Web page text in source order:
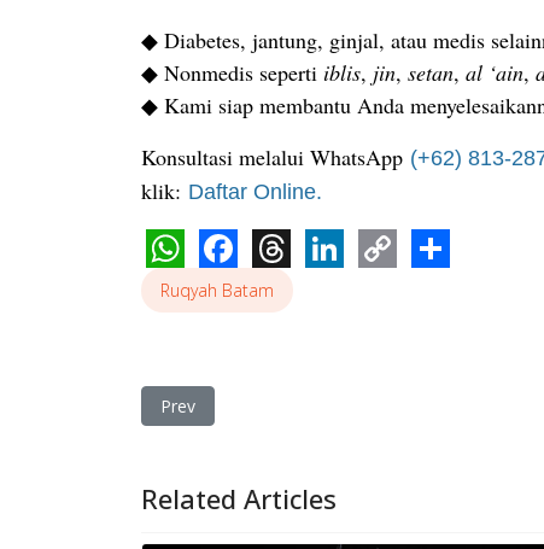
◆ Diabetes, jantung, ginjal, atau medis
◆ Nonmedis seperti iblis, jin, setan, al ‘ain,
◆ Kami siap membantu Anda
Konsultasi melalui WhatsApp (+62) 813-
klik: Daftar Online.
WhatsApp
Facebook
Threads
Ruqyah Batam
Previous article: Ruqyah Tempat Usaha Karena
Prev
Related Articles